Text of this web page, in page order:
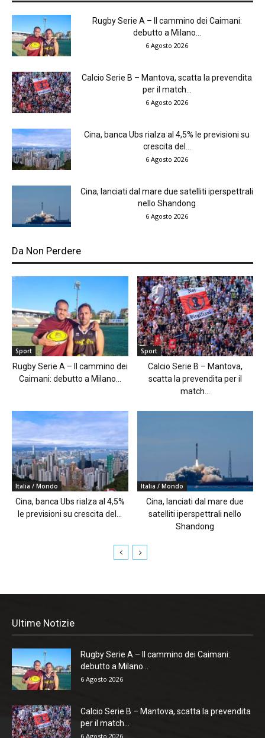
Rugby Serie A – Il cammino dei Caimani:
debutto a Milano...
6 Agosto 2026
Calcio Serie B – Mantova, scatta la prevendita
per il match...
6 Agosto 2026
Cina, banca Ubs rialza al 4,5% le previsioni su
crescita del...
6 Agosto 2026
Cina, lanciati dal mare due satelliti iperspettrali
nello Shandong
6 Agosto 2026
Da Non Perdere
Sport
Rugby Serie A – Il cammino dei
Caimani: debutto a Milano...
Sport
Calcio Serie B – Mantova,
scatta la prevendita per il
match...
Italia / Mondo
Cina, banca Ubs rialza al 4,5%
le previsioni su crescita del...
Italia / Mondo
Cina, lanciati dal mare due
satelliti iperspettrali nello
Shandong
Ultime Notizie
Rugby Serie A – Il cammino dei Caimani:
debutto a Milano...
6 Agosto 2026
Calcio Serie B – Mantova, scatta la prevendita
per il match...
6 Agosto 2026